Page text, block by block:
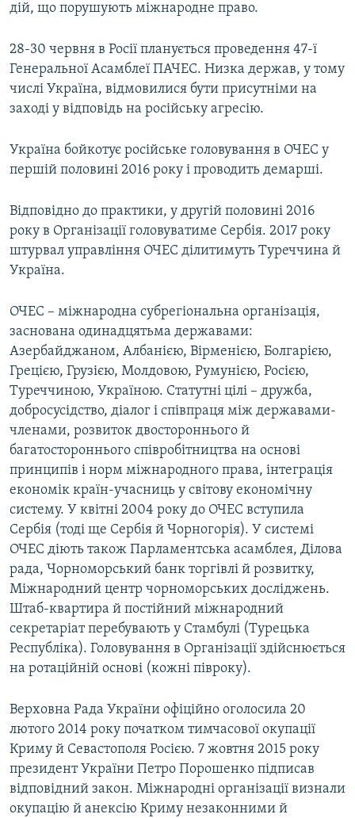
дій, що порушують міжнародне право.
28-30 червня в Росії планується проведення 47-ї
Генеральної Асамблеї ПАЧЕС. Низка держав, у тому
числі Україна, відмовилися бути присутніми на
заході у відповідь на російську агресію.
Україна бойкотує російське головування в ОЧЕС у
першій половині 2016 року і проводить демарші.
Відповідно до практики, у другій половині 2016
року в Організації головуватиме Сербія. 2017 року
штурвал управління ОЧЕС ділитимуть Туреччина й
Україна.
ОЧЕС – міжнародна субрегіональна організація,
заснована одинадцятьма державами:
Азербайджаном, Албанією, Вірменією, Болгарією,
Грецією, Грузією, Молдовою, Румунією, Росією,
Туреччиною, Україною. Статутні цілі – дружба,
добросусідство, діалог і співпраця між державами-
членами, розвиток двостороннього й
багатостороннього співробітництва на основі
принципів і норм міжнародного права, інтеграція
економік країн-учасниць у світову економічну
систему. У квітні 2004 року до ОЧЕС вступила
Сербія (тоді ще Сербія й Чорногорія). У системі
ОЧЕС діють також Парламентська асамблея, Ділова
рада, Чорноморський банк торгівлі й розвитку,
Міжнародний центр чорноморських досліджень.
Штаб-квартира й постійний міжнародний
секретаріат перебувають у Стамбулі (Турецька
Республіка). Головування в Організації здійснюється
на ротаційній основі (кожні півроку).
Верховна Рада України офіційно оголосила 20
лютого 2014 року початком тимчасової окупації
Криму й Севастополя Росією. 7 жовтня 2015 року
президент України Петро Порошенко підписав
відповідний закон. Міжнародні організації визнали
окупацію й анексію Криму незаконними й